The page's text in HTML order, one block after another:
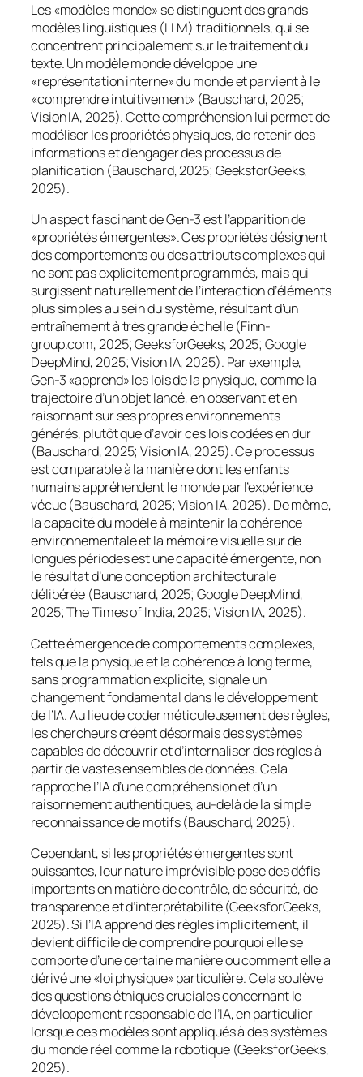
Les «modèles monde» se distinguent des grands
modèles linguistiques (LLM) traditionnels, qui se
concentrent principalement sur le traitement du
texte. Un modèle monde développe une
«représentation interne» du monde et parvient à le
«comprendre intuitivement» (Bauschard, 2025;
Vision IA, 2025). Cette compréhension lui permet de
modéliser les propriétés physiques, de retenir des
informations et d’engager des processus de
planification (Bauschard, 2025; GeeksforGeeks,
2025).
Un aspect fascinant de Gen-3 est l’apparition de
«propriétés émergentes». Ces propriétés désignent
des comportements ou des attributs complexes qui
ne sont pas explicitement programmés, mais qui
surgissent naturellement de l’interaction d’éléments
plus simples au sein du système, résultant d’un
entraînement à très grande échelle (Finn-
group.com, 2025; GeeksforGeeks, 2025; Google
DeepMind, 2025; Vision IA, 2025). Par exemple,
Gen-3 «apprend» les lois de la physique, comme la
trajectoire d’un objet lancé, en observant et en
raisonnant sur ses propres environnements
générés, plutôt que d’avoir ces lois codées en dur
(Bauschard, 2025; Vision IA, 2025). Ce processus
est comparable à la manière dont les enfants
humains appréhendent le monde par l’expérience
vécue (Bauschard, 2025; Vision IA, 2025). De même,
la capacité du modèle à maintenir la cohérence
environnementale et la mémoire visuelle sur de
longues périodes est une capacité émergente, non
le résultat d’une conception architecturale
délibérée (Bauschard, 2025; Google DeepMind,
2025; The Times of India, 2025; Vision IA, 2025).
Cette émergence de comportements complexes,
tels que la physique et la cohérence à long terme,
sans programmation explicite, signale un
changement fondamental dans le développement
de l’IA. Au lieu de coder méticuleusement des règles,
les chercheurs créent désormais des systèmes
capables de découvrir et d’internaliser des règles à
partir de vastes ensembles de données. Cela
rapproche l’IA d’une compréhension et d’un
raisonnement authentiques, au-delà de la simple
reconnaissance de motifs (Bauschard, 2025).
Cependant, si les propriétés émergentes sont
puissantes, leur nature imprévisible pose des défis
importants en matière de contrôle, de sécurité, de
transparence et d’interprétabilité (GeeksforGeeks,
2025). Si l’IA apprend des règles implicitement, il
devient difficile de comprendre pourquoi elle se
comporte d’une certaine manière ou comment elle a
dérivé une «loi physique» particulière. Cela soulève
des questions éthiques cruciales concernant le
développement responsable de l’IA, en particulier
lorsque ces modèles sont appliqués à des systèmes
du monde réel comme la robotique (GeeksforGeeks,
2025).